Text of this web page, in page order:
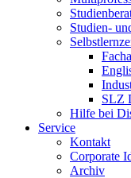
Studien-
SLZ
Hilfe bei
Service
Kontakt
Corporate
Archiv